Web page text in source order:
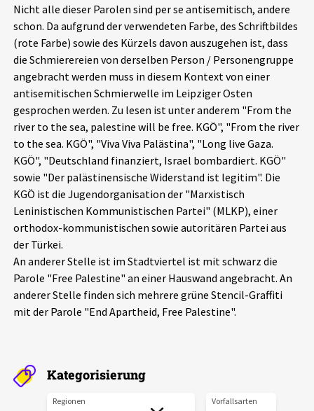
Schlaglichter
Phänomene
Aktuelles
Alle Beiträge
Veranstaltungen
Pressemitteilungen
Podcasts
Über uns
Projektbeschreibung
Kontakt
Unterstützer_innen
Spenden
chronik.LE in der Presse
Nicht alle dieser Parolen sind per se antisemitisch, andere
schon. Da aufgrund der verwendeten Farbe, des Schriftbildes
(rote Farbe) sowie des Kürzels davon auszugehen ist, dass
die Schmierereien von derselben Person / Personengruppe
angebracht werden muss in diesem Kontext von einer
antisemitischen Schmierwelle im Leipziger Osten
gesprochen werden. Zu lesen ist unter anderem "From the
river to the sea, palestine will be free. KGÖ", "From the river
to the sea. KGÖ", "Viva Viva Palästina", "Long live Gaza.
KGÖ", "Deutschland finanziert, Israel bombardiert. KGÖ"
sowie "Der palästinensische Widerstand ist legitim". Die
KGÖ ist die Jugendorganisation der "Marxistisch
Leninistischen Kommunistischen Partei" (MLKP), einer
orthodox-kommunistischen sowie autoritären Partei aus
der Türkei.
An anderer Stelle ist im Stadtviertel ist mit schwarz die
Parole "Free Palestine" an einer Hauswand angebracht. An
anderer Stelle finden sich mehrere grüne Stencil-Graffiti
mit der Parole "End Apartheid, Free Palestine".
Kategorisierung
Regionen Vorfallsarten